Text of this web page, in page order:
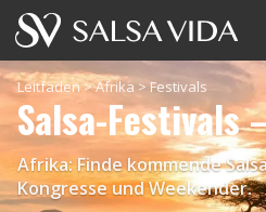
Startseite
Veranstaltungen
Nachrichten
Leitfäden>Afrika > Festivals
Salsa-
Afrika: Finde kommende
Kongresse und Weekender.